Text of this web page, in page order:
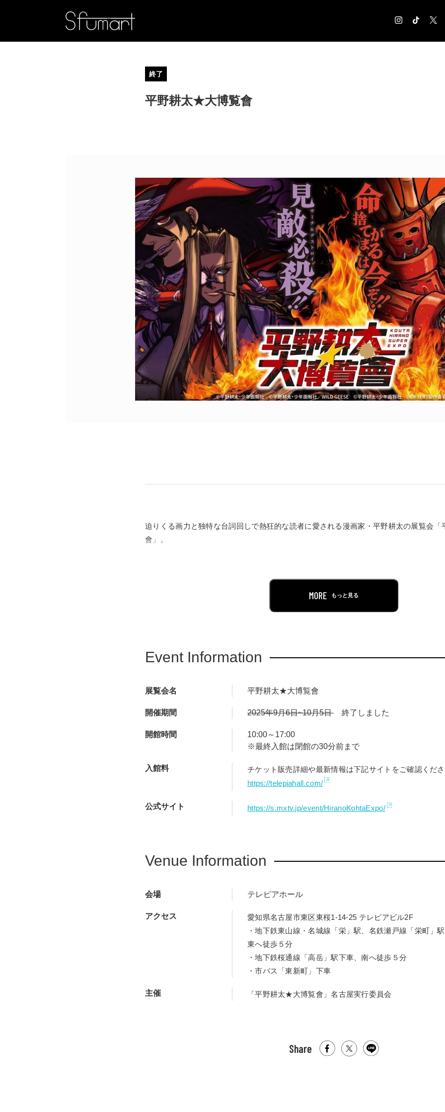
CONTACT お問合せ
POLICY COMPANY
終了
平野耕太★大博覧會
迫りくる画力と独特な台詞回しで熱狂的な読者に愛される漫画家・平野耕太の展覧会
會」。
ど、多方面からアプローチ。本原画展記念グッズも多数ご用意し、皆様をお迎えいた
お楽しみいただくために心を尽くした原画展に、ぜひご期待ください。
MORE もっと見る
Event Information
展覧会名 平野耕太★大博覧會
開催期間 2025年9月6日~10月5日 終了しました
開館時間
10:00～17:00
※最終入館は閉館の30分前まで
入館料
チケット販売詳細や最新情報は下記サイトをご確認くだ
https://telepiahall.com/
公式サイト https://s.mxtv.jp/event/HiranoKohtaExpo/
Venue Information
会場 テレピアホール
アクセス
愛知県名古屋市東区東桜1-14-25 テレピアビル2F
・地下鉄東山線・名城線「栄」駅、名鉄瀬戸線「栄町
東へ徒歩５分
・地下鉄桜通線「高岳」駅下車、南へ徒歩５分
・市バス「東新町」下車
主催 「平野耕太★大博覧會」名古屋実行委員会
Share